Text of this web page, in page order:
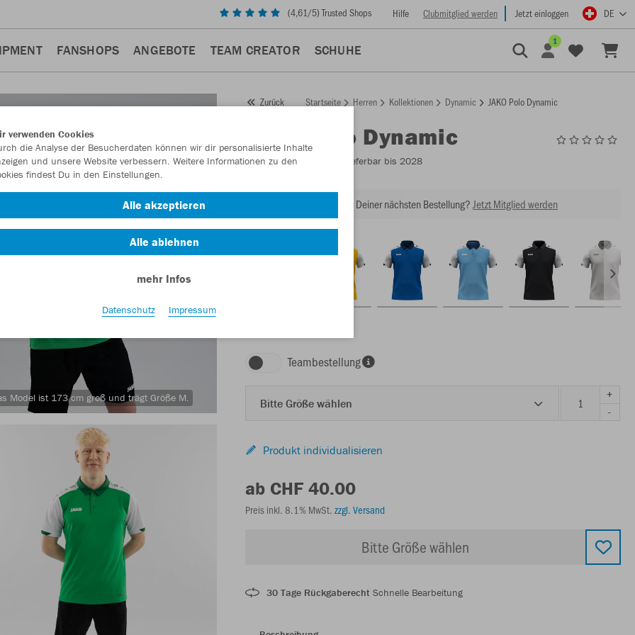
(4,61/5) Trusted Shops Hilfe Clubmitglied werden Jetzt einloggen DE
FANSHOPS ANGEBOTE TEAM CREATOR SCHUHE
1
Model ist 173 cm groß und trägt Größe M.
Zurück Startseite Herren Kollektionen Dynamic JAKO Polo Dynamic
Polo Dynamic
Artikelnummer: - Lieferbar bis 2028
Lust auf 30% Rabatt bei Deiner nächsten Bestellung? Jetzt Mitglied werden
Teambestellung
Bitte Größe wählen
+
-
Produkt individualisieren
ab CHF 40.00
Preis inkl. 8.1% MwSt. zzgl. Versand
Bitte Größe wählen
30 Tage Rückgaberecht Schnelle Bearbeitung
verwenden Cookies
die Analyse der Besucherdaten können wir dir personalisierte Inhalte
und unsere Website verbessern. Weitere Informationen zu den
findest Du in den Einstellungen.
Alle akzeptieren
Alle ablehnen
mehr Infos
Datenschutz Impressum